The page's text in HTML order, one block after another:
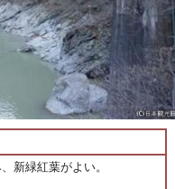
新緑紅葉がよい。